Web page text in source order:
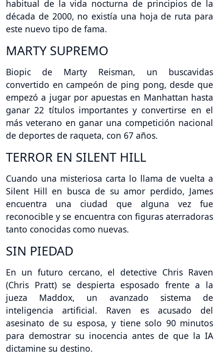
habitual de la vida nocturna de principios de la
década de 2000, no existía una hoja de ruta para
este nuevo tipo de fama.
MARTY SUPREMO
Biopic de Marty Reisman, un buscavidas
convertido en campeón de ping pong, desde que
empezó a jugar por apuestas en Manhattan hasta
ganar 22 títulos importantes y convertirse en el
más veterano en ganar una competición nacional
de deportes de raqueta, con 67 años.
TERROR EN SILENT HILL
Cuando una misteriosa carta lo llama de vuelta a
Silent Hill en busca de su amor perdido, James
encuentra una ciudad que alguna vez fue
reconocible y se encuentra con figuras aterradoras
tanto conocidas como nuevas.
SIN PIEDAD
En un futuro cercano, el detective Chris Raven
(Chris Pratt) se despierta esposado frente a la
jueza Maddox, un avanzado sistema de
inteligencia artificial. Raven es acusado del
asesinato de su esposa, y tiene solo 90 minutos
para demostrar su inocencia antes de que la IA
dictamine su destino.